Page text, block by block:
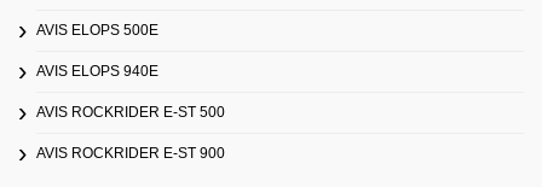
AVIS ELOPS 500E
AVIS ELOPS 940E
AVIS ROCKRIDER E-ST 500
AVIS ROCKRIDER E-ST 900